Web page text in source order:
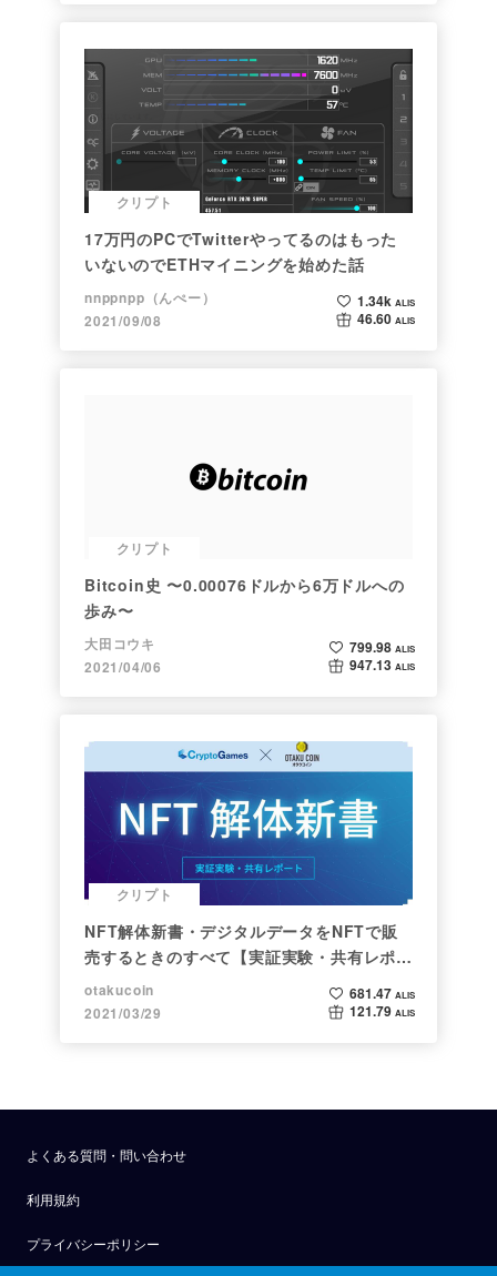
クリプト
17万円のPCでTwitterやってるのはもった
いないのでETHマイニングを始めた話
nnppnpp（んぺー）
2021/09/08
1.34k ALIS
46.60 ALIS
クリプト
Bitcoin史 〜0.00076ドルから6万ドルへの
歩み〜
大田コウキ
2021/04/06
799.98 ALIS
947.13 ALIS
クリプト
NFT解体新書・デジタルデータをNFTで販
売するときのすべて【実証実験・共有レポー
ト】
otakucoin
2021/03/29
681.47 ALIS
121.79 ALIS
よくある質問・問い合わせ
利用規約
プライバシーポリシー